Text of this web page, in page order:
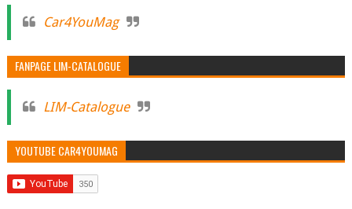
Car4YouMag
FANPAGE LIM-CATALOGUE
LIM-Catalogue
YOUTUBE CAR4YOUMAG